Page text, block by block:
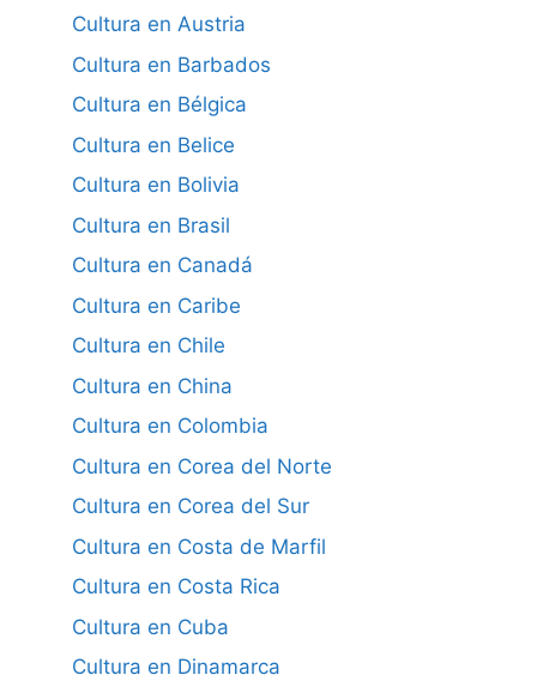
Cultura en Austria
Cultura en Barbados
Cultura en Bélgica
Cultura en Belice
Cultura en Bolivia
Cultura en Brasil
Cultura en Canadá
Cultura en Caribe
Cultura en Chile
Cultura en China
Cultura en Colombia
Cultura en Corea del Norte
Cultura en Corea del Sur
Cultura en Costa de Marfil
Cultura en Costa Rica
Cultura en Cuba
Cultura en Dinamarca